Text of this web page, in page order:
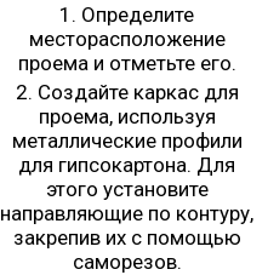
1. Определите
месторасположение
проема и отметьте его.
2. Создайте каркас для
проема, используя
металлические профили
для гипсокартона. Для
этого установите
направляющие по контуру,
закрепив их с помощью
саморезов.